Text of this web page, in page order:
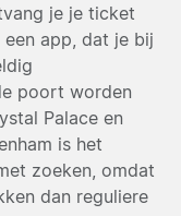
je je ticket
app, dat je bij
poort worden
Palace en
is het
zoeken, omdat
dan reguliere